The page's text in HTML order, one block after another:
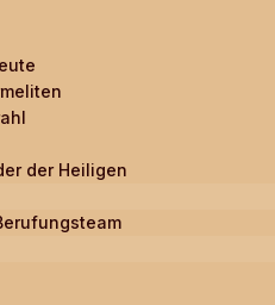
der Heiligen